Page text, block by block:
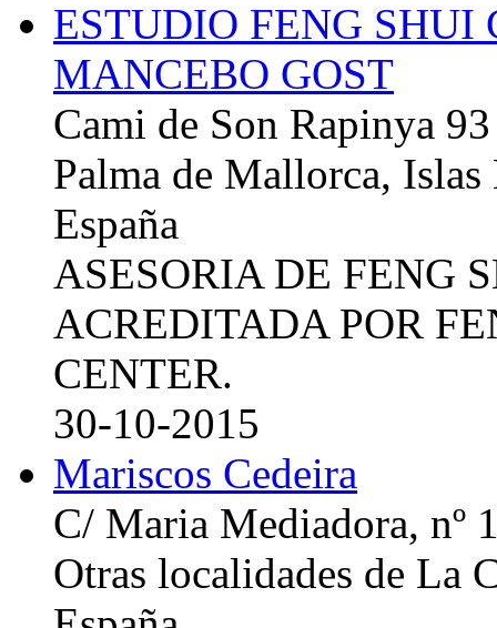
ESTUDIO FENG
MANCEBO GOST
Cami de Son Rapinya 93
Palma de Mallorca, Islas
España
ASESORIA DE FENG
ACREDITADA POR
CENTER.
30-10-2015
Mariscos Cedeira
C/ Maria Mediadora, nº
Otras localidades de La